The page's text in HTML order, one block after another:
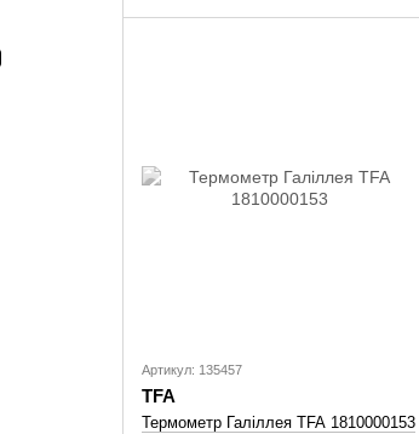
Артикул: 135457
TFA
Термометр Галiллея TFA 1810000153